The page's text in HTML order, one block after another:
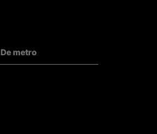
De metro